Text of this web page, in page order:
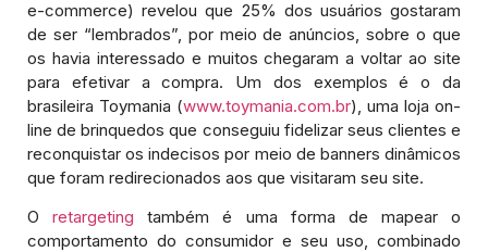
e-commerce) revelou que 25% dos usuários gostaram
de ser “lembrados”, por meio de anúncios, sobre o que
os havia interessado e muitos chegaram a voltar ao site
para efetivar a compra. Um dos exemplos é o da
brasileira Toymania (www.toymania.com.br), uma loja on-
line de brinquedos que conseguiu fidelizar seus clientes e
reconquistar os indecisos por meio de banners dinâmicos
que foram redirecionados aos que visitaram seu site.
Oretargeting também é uma forma de mapear o
comportamento do consumidor e seu uso, combinado